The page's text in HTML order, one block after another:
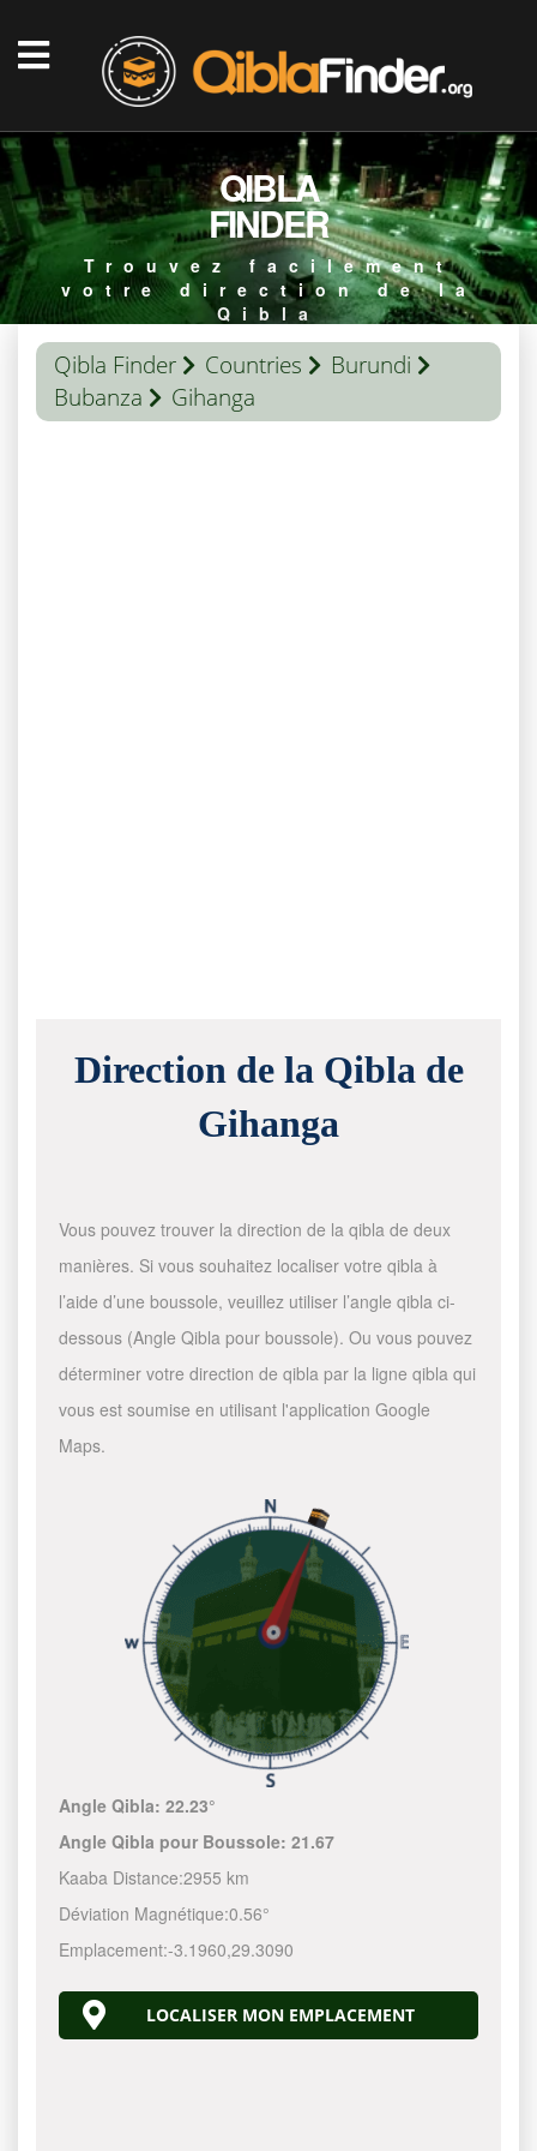
QIBLA
FINDER
Trouvez facilement
votre direction de la
Qibla
Qibla Finder Countries
Burundi
Bubanza
Gihanga
Direction de la Qibla de
Gihanga
Vous pouvez trouver la direction de la qibla de deux
manières. Si vous souhaitez localiser votre qibla à
l’aide d’une boussole, veuillez utiliser l’angle qibla ci-
dessous (Angle Qibla pour boussole). Ou vous pouvez
déterminer votre direction de qibla par la ligne qibla qui
vous est soumise en utilisant l'application Google
Maps.
Angle Qibla:22.23°
Angle Qibla pour Boussole:21.67
Kaaba Distance:2955 km
Déviation Magnétique:0.56°
Emplacement:-3.1960,29.3090
LOCALISER MON EMPLACEMENT